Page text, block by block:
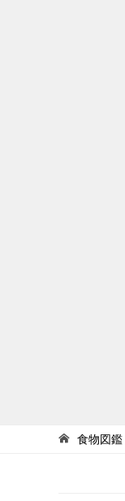
食物図鑑